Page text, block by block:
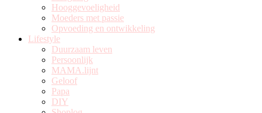
Hooggevoeligheid
Moeders met passie
Opvoeding en ontwikkeling
Lifestyle
Duurzaam leven
Persoonlijk
MAMA.lijnt
Geloof
Papa
DIY